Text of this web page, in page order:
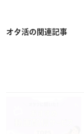
オタ活の関連記事